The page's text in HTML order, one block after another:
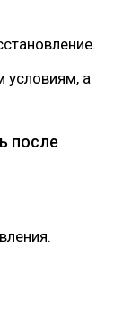
условиям, а
после